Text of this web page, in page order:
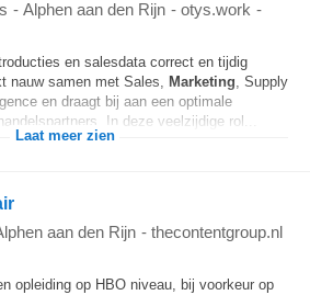
- Alphen aan den Rijn - otys.work -
en salesdata correct en tijdig
nauw samen met Sales, Marketing, Supply
en draagt bij aan een optimale
In deze veelzijdige rol...
Laat meer zien
aan den Rijn - thecontentgroup.nl
opleiding op HBO niveau, bij voorkeur op